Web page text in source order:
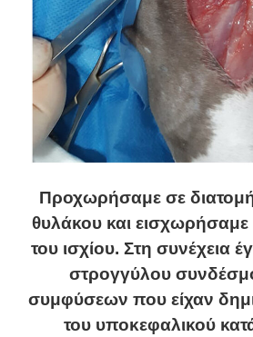
Προχωρήσαμε σε
θυλάκου και
του ισχίου. Στη συνέχεια
στρογγύλου
συμφύσεων που είχαν
του υποκεφαλικού